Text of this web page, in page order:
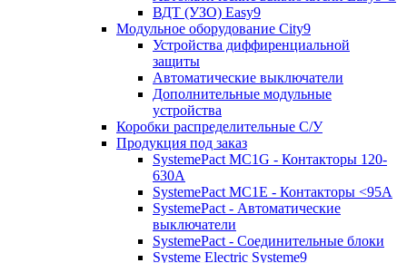
ВДТ (УЗО) Easy9
Модульное оборудование City9
Устройства диффиренциальной
защиты
Автоматические выключатели
Дополнительные модульные
устройства
Коробки распределительные C/У
Продукция под заказ
SystemePact MC1G - Контакторы 120-
630A
SystemePact MC1E - Контакторы <95A
SystemePact - Автоматические
выключатели
SystemePact - Соединительные блоки
Systeme Electric Systeme9